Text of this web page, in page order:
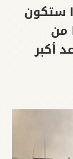
اوديرنو: صواريخ الـ IRAMs ستكون
من
أكبر